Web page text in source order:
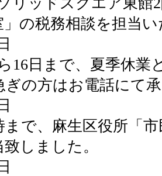
」の税務相談を担当
16日まで、夏季休業
ぎの方はお電話にて
まで、麻生区役所「
しました。